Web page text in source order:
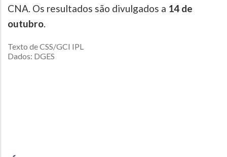
CNA. Os resultados são divulgados a 14 de
outubro.
Texto de CSS/GCI IPL
Dados: DGES